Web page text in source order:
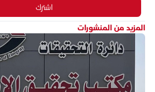
اشترك
المزيد من المنشورات